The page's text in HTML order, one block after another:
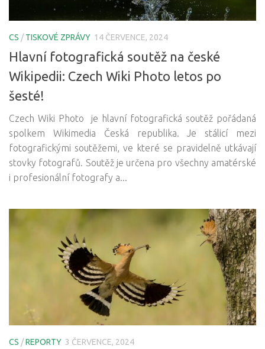
CS /TISKOVÉ ZPRÁVY 14 ČERVENCE, 2024
Hlavní fotografická soutěž na české
Wikipedii: Czech Wiki Photo letos po
šesté!
Czech Wiki Photo je hlavní fotografická soutěž pořádaná
spolkem Wikimedia Česká republika. Je stálicí mezi
fotografickými soutěžemi, ve které se pravidelně utkávají
stovky fotografů. Soutěž je určena pro všechny amatérské
i profesionální fotografy a...
CS /REPORTY 3 ČERVENCE, 2024